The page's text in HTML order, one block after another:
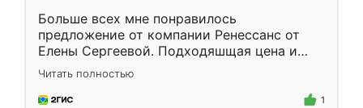
Больше всех мне понравилось
предложение от компании Ренессанс от
Елены Сергеевой. Подходяшщая цена и
короткие сроки изготовления. Приехавший
для замера сотрудник Владислав
предложил по моему эскизу самый
Читать полностью
1